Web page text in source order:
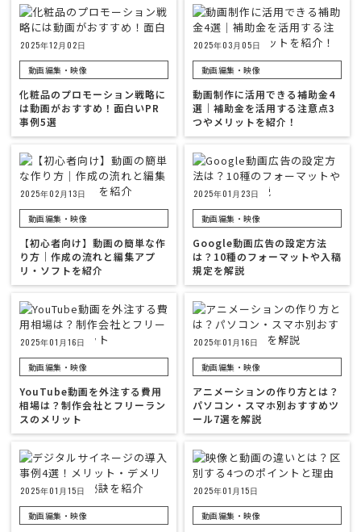
2025年12月02日
動画編集・映像
化粧品のプロモーション戦略に
は動画がおすすめ！面白いPR
事例5選
2025年03月05日
動画編集・映像
動画制作に活用できる補助金4
選｜補助金を活用する注意点3
つやメリットを紹介！
2025年02月13日
動画編集・映像
【初心者向け】動画の簡単な作
り方｜作成の流れと編集アプ
リ・ソフトを紹介
2025年01月23日
動画編集・映像
Google動画広告の設定方法
は？10種のフォーマットや入稿
規定を解説
2025年01月16日
動画編集・映像
YouTube動画を外注する費用
相場は？制作会社とフリーラン
スのメリット
2025年01月16日
動画編集・映像
アニメーションの作り方とは？
パソコン・スマホ別おすすめツ
ール7選を解説
2025年01月15日
動画編集・映像
2025年01月15日
動画編集・映像